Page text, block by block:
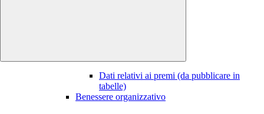
Dati relativi ai premi (da pubblicare in
tabelle)
Benessere organizzativo